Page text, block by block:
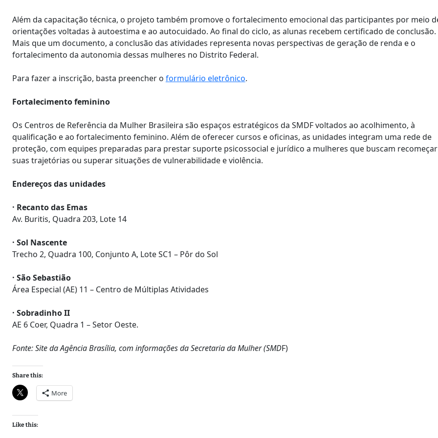
Além da capacitação técnica, o projeto também promove o fortalecimento emocional das participantes por meio
orientações voltadas à autoestima e ao autocuidado. Ao final do ciclo, as alunas recebem certificado de conclusão.
Mais que um documento, a conclusão das atividades representa novas perspectivas de geração de renda e o
fortalecimento da autonomia dessas mulheres no Distrito Federal.
Para fazer a inscrição, basta preencher o formulário eletrônico.
Fortalecimento feminino
Os Centros de Referência da Mulher Brasileira são espaços estratégicos da SMDF voltados ao acolhimento, à
qualificação e ao fortalecimento feminino. Além de oferecer cursos e oficinas, as unidades integram uma rede de
proteção, com equipes preparadas para prestar suporte psicossocial e jurídico a mulheres que buscam recomeçar
suas trajetórias ou superar situações de vulnerabilidade e violência.
Endereços das unidades
· Recanto das Emas
Av. Buritis, Quadra 203, Lote 14
· Sol Nascente
Trecho 2, Quadra 100, Conjunto A, Lote SC1 – Pôr do Sol
· São Sebastião
Área Especial (AE) 11 – Centro de Múltiplas Atividades
· Sobradinho II
AE 6 Coer, Quadra 1 – Setor Oeste.
Fonte: Site da Agência Brasília, com informações da Secretaria da Mulher (SMDF)
Share this:
More
Like this: